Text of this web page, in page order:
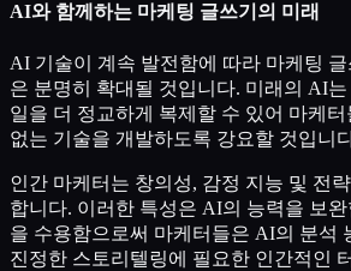
AI와 함께하는 마케팅 글쓰기의 미래
AI 기술이 계속 발전함에 따라 마케팅
은 분명히 확대될 것입니다. 미래의 AI
일을 더 정교하게 복제할 수 있어 마케
없는 기술을 개발하도록 강요할 것입니
인간 마케터는 창의성, 감정 지능 및 전
합니다. 이러한 특성은 AI의 능력을 보
을 수용함으로써 마케터들은 AI의 분석
진정한 스토리텔링에 필요한 인간적인